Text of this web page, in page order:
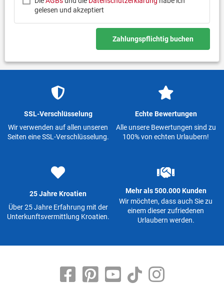
gelesen und akzeptiert
Zahlungspflichtig buchen
SSL-Verschlüsselung
Wir verwenden auf allen unseren
Seiten eine SSL-Verschlüsselung.
Echte Bewertungen
Alle unsere Bewertungen sind zu
100% von echten Urlaubern!
25 Jahre Kroatien
Über 25 Jahre Erfahrung mit der
Unterkunftsvermittlung Kroatien.
Mehr als 500.000 Kunden
Wir möchten, dass auch Sie zu
einem dieser zufriedenen
Urlaubern werden.